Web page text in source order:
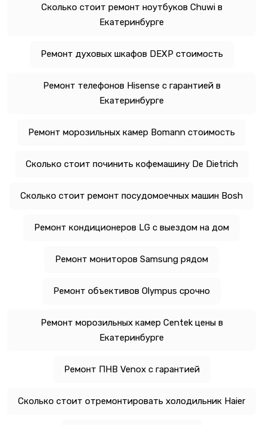
Сколько стоит ремонт ноутбуков Chuwi в
Екатеринбурге
Ремонт духовых шкафов DEXP стоимость
Ремонт телефонов Hisense с гарантией в
Екатеринбурге
Ремонт морозильных камер Bomann стоимость
Сколько стоит починить кофемашину De Dietrich
Сколько стоит ремонт посудомоечных машин Bosh
Ремонт кондиционеров LG с выездом на дом
Ремонт мониторов Samsung рядом
Ремонт объективов Olympus срочно
Ремонт морозильных камер Centek цены в
Екатеринбурге
Ремонт ПНВ Venox с гарантией
Сколько стоит отремонтировать холодильник Haier